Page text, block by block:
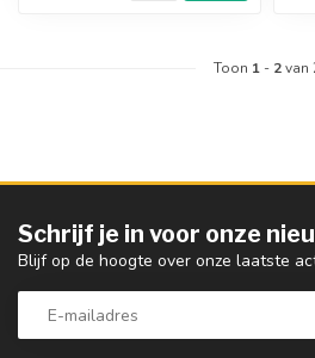
Toon 1 - 2van
Schrijf je in voor onze
Blijf op de hoogte over onze laatste